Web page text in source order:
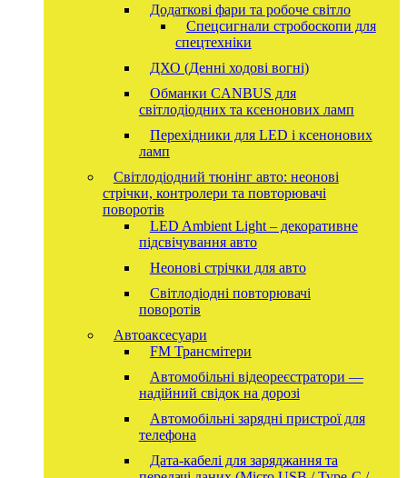
Додаткові фари та робоче світло
Спецсигнали стробоскопи для
спецтехніки
ДХО (Денні ходові вогні)
Обманки CANBUS для
світлодіодних та ксенонових ламп
Перехідники для LED і ксенонових
ламп
Світлодіодний тюнінг авто: неонові
стрічки, контролери та повторювачі
поворотів
LED Ambient Light – декоративне
підсвічування авто
Неонові стрічки для авто
Світлодіодні повторювачі
поворотів
Автоаксесуари
FM Трансмітери
Автомобільні відеореєстратори —
надійний свідок на дорозі
Автомобільні зарядні пристрої для
телефона
Дата-кабелі для заряджання та